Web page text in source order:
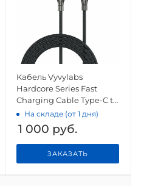
Кабель Vyvylabs
Hardcore Series Fast
Charging Cable Type-C to
Type-C 240W 2M Dark
Gray
На складе (от 1 дня)
1 000 руб.
ЗАКАЗАТЬ